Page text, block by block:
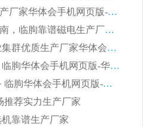
板式节能干式磁选机选购指南，源头生产厂家华体会手机网页版-华体会(中国) 综合实力可观
2026矿用湿式高梯度强磁磁选机选购指南，临朐靠谱磁电生产厂家华体会手机网页版-华体会(中国) 详解
2026细粒尾矿回收磁选机选购指南 产业集群优质生产厂家华体会手机网页版-华体会(中国) 解析
2026节能低耗永磁磁选机行业优选标杆 临朐华体会手机网页版-华体会(中国) 专业生产厂家
2026 湿式小型平板磁选机选矿适配设备 临朐华体会手机网页版-华体会(中国) 实体生产厂家直供
推荐实力生产厂家
靠谱生产厂家